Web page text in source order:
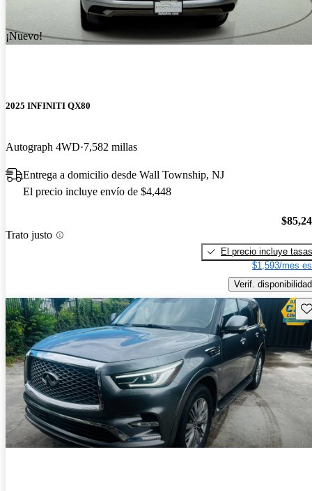
¡Nuevo!
2025 INFINITI QX80
Autograph 4WD 7,582 millas
Entrega a domicilio desde Wall Township, NJ
El precio incluye envío de $4,448
Trato justo
El precio incluye tasas
$1,593/mes
Verif. disponibilidad